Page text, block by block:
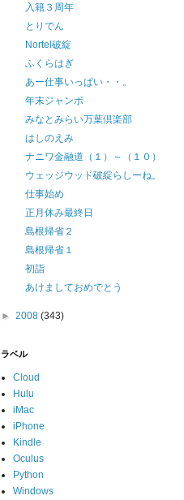
入籍３周年
とりでん
Nortel破綻
ふくらはぎ
あー仕事いっぱい・・。
年末ジャンボ
みなとみらい万葉倶楽部
はしのえみ
ナニワ金融道（１）～（１０）
ウェッジウッド破綻らしーね。
仕事始め
正月休み最終日
島根帰省２
島根帰省１
初詣
あけましておめでとう
► 2008 (343)
ラベル
Cloud
Hulu
iMac
iPhone
Kindle
Oculus
Python
Windows